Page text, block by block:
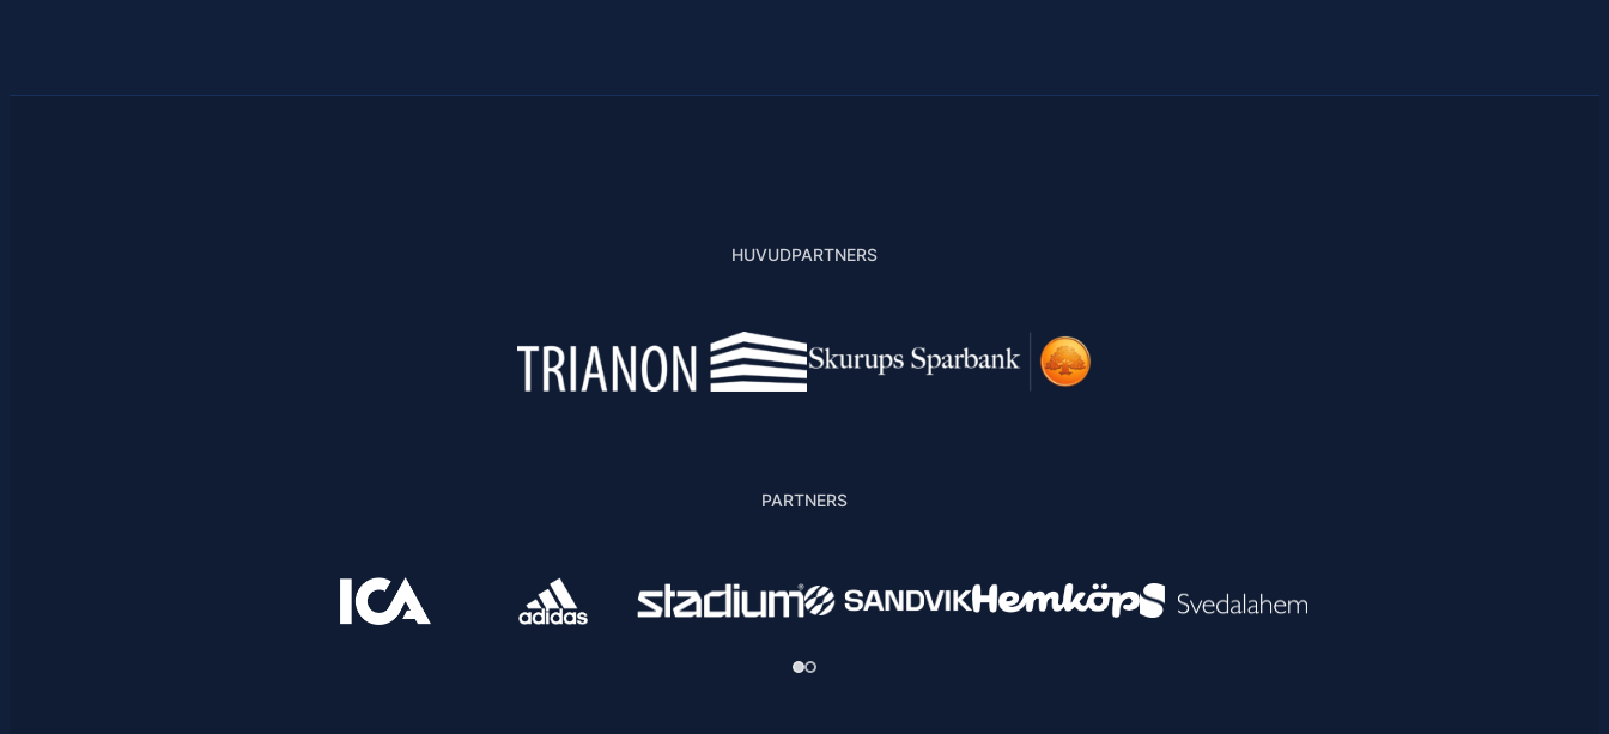
HUVUDPARTNERS
PARTNERS